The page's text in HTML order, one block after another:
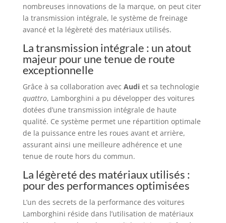
nombreuses innovations de la marque, on peut citer
la transmission intégrale, le système de freinage
avancé et la légèreté des matériaux utilisés.
La transmission intégrale : un atout
majeur pour une tenue de route
exceptionnelle
Grâce à sa collaboration avec Audiet sa technologie
quattro, Lamborghini a pu développer des voitures
dotées d’une transmission intégrale de haute
qualité. Ce système permet une répartition optimale
de la puissance entre les roues avant et arrière,
assurant ainsi une meilleure adhérence et une
tenue de route hors du commun.
La légèreté des matériaux utilisés :
pour des performances optimisées
L’un des secrets de la performance des voitures
Lamborghini réside dans l’utilisation de matériaux